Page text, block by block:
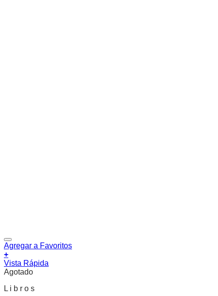
Agregar a Favoritos
+
Vista Rápida
Agotado
L i b r o s